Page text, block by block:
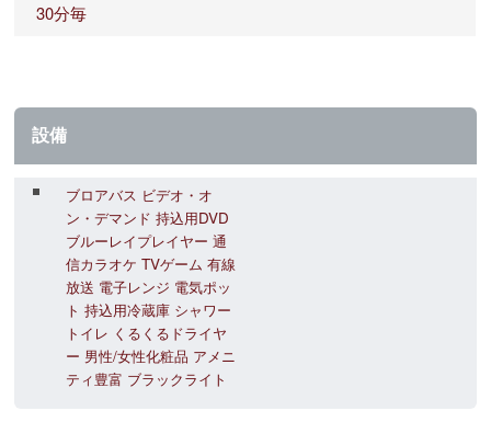
30分毎
設備
ブロアバス ビデオ・オ
ン・デマンド 持込用DVD
ブルーレイプレイヤー 通
信カラオケ TVゲーム 有線
放送 電子レンジ 電気ポッ
ト 持込用冷蔵庫 シャワー
トイレ くるくるドライヤ
ー 男性/女性化粧品 アメニ
ティ豊富 ブラックライト